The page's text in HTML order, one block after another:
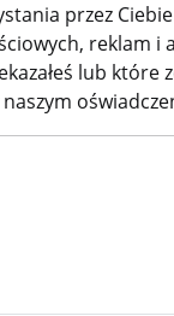
Akcesori
a
3D
LiPo
przez
reklam i
lub które
naszym